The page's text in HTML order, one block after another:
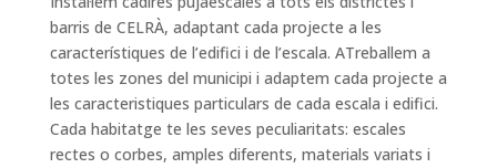
barris de CELRÀ, adaptant cada projecte a les
característiques de l’edifici i de l’escala. ATreballem a
totes les zones del municipi i adaptem cada projecte a
les caracteristiques particulars de cada escala i edifici.
Cada habitatge te les seves peculiaritats: escales
rectes o corbes, amples diferents, materials variats i